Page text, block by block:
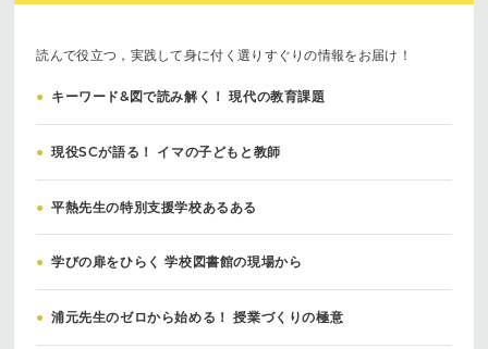
読んで役立つ，実践して身に付く選りすぐりの情報をお届け！
● キーワード&図で読み解く！ 現代の教育課題
● 現役SCが語る！ イマの子どもと教師
● 平熱先生の特別支援学校あるある
● 学びの扉をひらく 学校図書館の現場から
● 浦元先生のゼロから始める！ 授業づくりの極意